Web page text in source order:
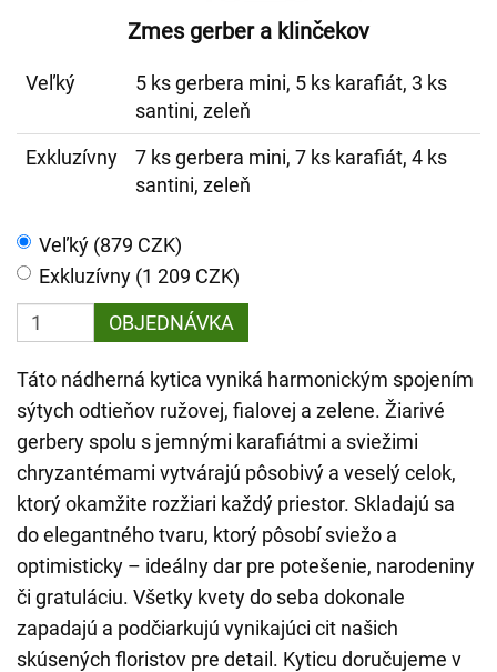
Zmes gerber a klinčekov
Veľký
5 ks gerbera mini, 5 ks karafiát, 3 ks
santini, zeleň
Exkluzívny
7 ks gerbera mini, 7 ks karafiát, 4 ks
santini, zeleň
Veľký (879 CZK)
Exkluzívny (1 209 CZK)
OBJEDNÁVKA
Táto nádherná kytica vyniká harmonickým spojením
sýtych odtieňov ružovej, fialovej a zelene. Žiarivé
gerbery spolu s jemnými karafiátmi a sviežimi
chryzantémami vytvárajú pôsobivý a veselý celok,
ktorý okamžite rozžiari každý priestor. Skladajú sa
do elegantného tvaru, ktorý pôsobí sviežo a
optimisticky – ideálny dar pre potešenie, narodeniny
či gratuláciu. Všetky kvety do seba dokonale
zapadajú a podčiarkujú vynikajúci cit našich
skúsených floristov pre detail. Kyticu doručujeme v